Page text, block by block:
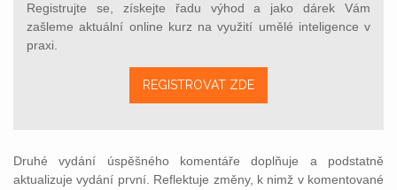
Registrujte se, získejte řadu výhod a jako dárek Vám
zašleme aktuální online kurz na využití umělé inteligence v
praxi.
REGISTROVAT ZDE
Druhé vydání úspěšného komentáře doplňuje a podstatně
aktualizuje vydání první. Reflektuje změny, k nimž v komentované